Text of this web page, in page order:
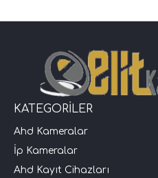
KATEGORİLER
Ahd Kameralar
İp Kameralar
Ahd Kayıt Cihazları